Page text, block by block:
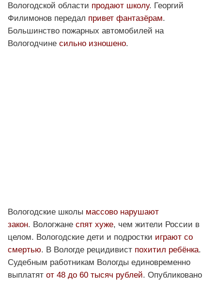
Вологодской области продают школу. Георгий
Филимонов передал привет фантазёрам.
Большинство пожарных автомобилей на
Вологодчине сильно изношено.
Вологодские школы массово нарушают
закон. Вологжане спят хуже, чем жители России в
целом. Вологодские дети и подростки играют со
смертью. В Вологде рецидивист похитил ребёнка.
Судебным работникам Вологды единовременно
выплатят от 48 до 60 тысяч рублей. Опубликовано